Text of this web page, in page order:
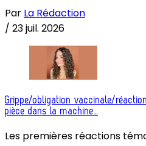
Par La Rédaction
/ 23 juil. 2026
Grippe/obligation vaccinale/
pièce dans la machine…
Les premières réactions